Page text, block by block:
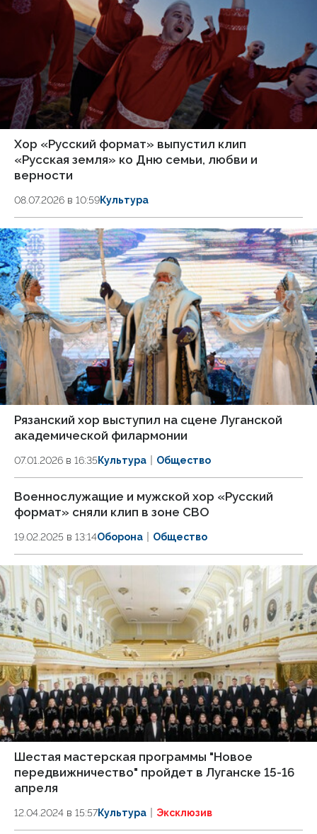
Хор «Русский формат» выпустил клип
«Русская земля» ко Дню семьи, любви и
верности
08.07.2026 в 10:59Культура
Рязанский хор выступил на сцене Луганской
академической филармонии
07.01.2026 в 16:35 Культура Общество
Военнослужащие и мужской хор «Русский
формат» сняли клип в зоне СВО
19.02.2025 в 13:14Оборона Общество
Шестая мастерская программы "Новое
передвижничество" пройдет в Луганске 15-16
апреля
12.04.2024 в 15:57Культура Эксклюзив